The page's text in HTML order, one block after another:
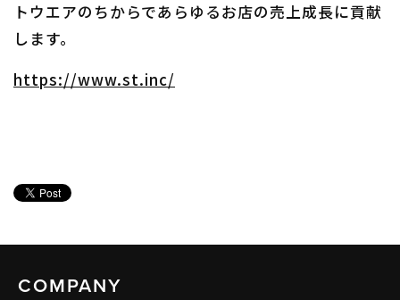
トウエアのちからであらゆるお店の売上成長に貢献
します。
https://www.st.inc/
COMPANY